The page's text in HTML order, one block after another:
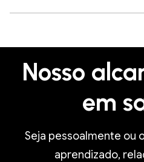
Nosso
em
Seja pessoalmente ou
aprendizado,